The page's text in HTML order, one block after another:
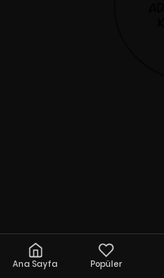
Ana Sayfa Popüler